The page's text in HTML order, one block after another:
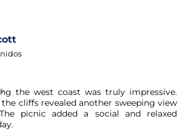
the west coast was truly impressive.
cliffs revealed another sweeping view
picnic added a social and relaxed